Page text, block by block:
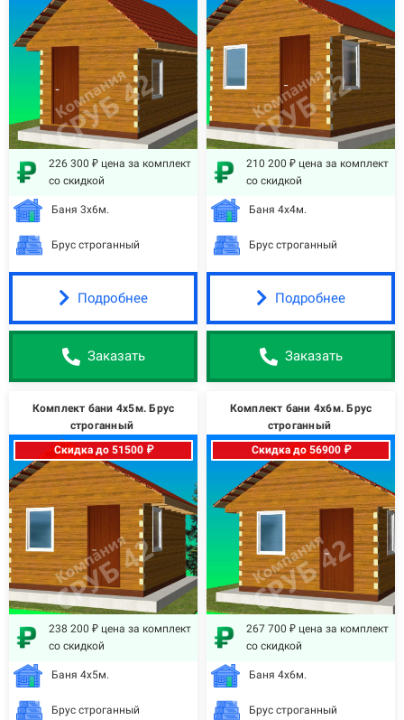
226 300 ₽ цена за комплект
со скидкой
Баня 3х6м.
Брус строганный
Подробнее
Заказать
210 200 ₽ цена за комплект
со скидкой
Баня 4х4м.
Брус строганный
Подробнее
Заказать
Комплект бани 4х5м. Брус
строганный
Скидка до 51500 ₽
238 200 ₽ цена за комплект
со скидкой
Баня 4х5м.
Брус строганный
Комплект бани 4х6м. Брус
строганный
Скидка до 56900 ₽
267 700 ₽ цена за комплект
со скидкой
Баня 4х6м.
Брус строганный